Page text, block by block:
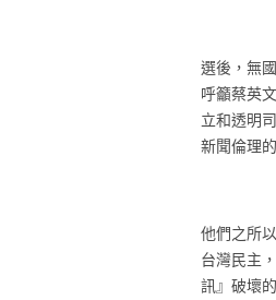
選後，無
呼籲蔡英
立和透明
新聞倫理
他們之所
台灣民主
訊』破壞